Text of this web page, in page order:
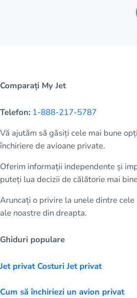
Comparați My Jet
Telefon: 1-888-217-5787
Vă ajutăm să găsiți cele mai bune
închiriere de avioane private.
Oferim informații independente și
puteți lua decizii de călătorie mai
Aruncați o privire la unele dintre
ale noastre din dreapta.
Ghiduri populare
Jet privat Costuri Jet privat
Cum să închiriezi un avion privat